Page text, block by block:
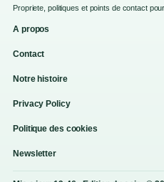
Propriete, politiques et points de contact
A propos
Contact
Notre histoire
Privacy Policy
Politique des cookies
Newsletter